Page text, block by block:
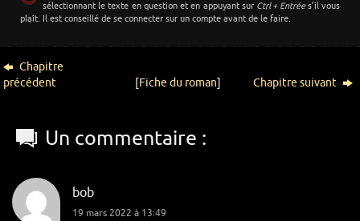
sélectionnant le texte en question et en appuyant sur Ctrl + Entrées’il vous
plaît. Il est conseillé de se connecter sur un compte avant de le faire.
Chapitre
précédent
[Fiche du roman] Chapitre suivant
Un commentaire :
bob
19 mars 2022 à 13:49